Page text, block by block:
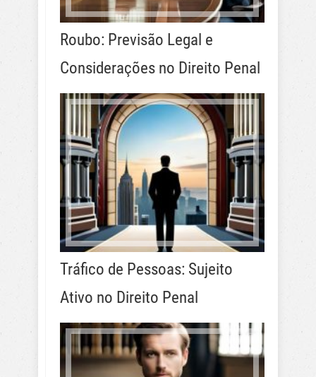
Roubo: Previsão Legal e
Considerações no Direito Penal
Tráfico de Pessoas: Sujeito
Ativo no Direito Penal